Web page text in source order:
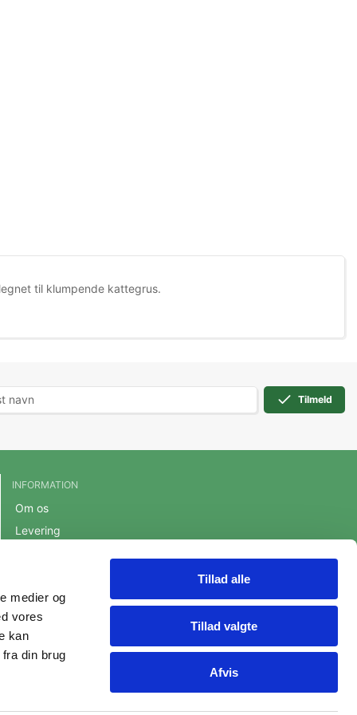
medier og
vores
kan
din brug
Tillad alle
Tillad valgte
Afvis
til klumpende kattegrus.
Tilmeld
INFORMATION
Om os
Levering
Persondatapolitik
Fortrydelsesret